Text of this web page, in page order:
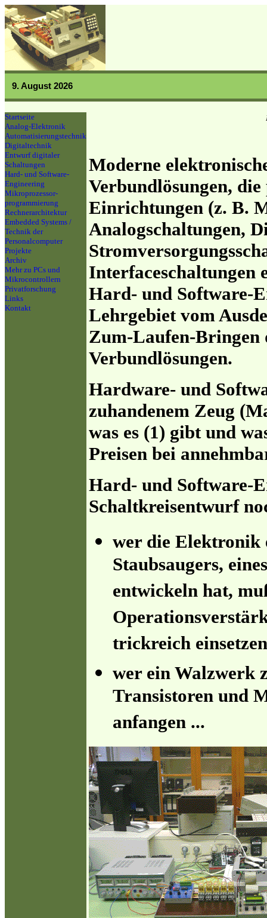
9. August 2026
Startseite
Analog-Elektronik
Automatisierungstechnik
Digitaltechnik
Entwurf digitaler
Schaltungen
Hard- und Software-
Engineering
Mikroprozessor-
programmierung
Rechnerarchitektur
Embedded Systems /
Technik der
Personalcomputer
Projekte
Archiv
Mehr zu PCs und
Mikrocontrollern
Privatforschung
Links
Kontakt
Moderne
Verbundlösungen,
Einrichtungen (z. B.
Analogschaltungen,
Interfaceschaltungen
Hard- und Software-
Lehrgebiet vom
Zum-Laufen-Bringen
Verbundlösungen.
Hardware- und
zuhandenem Zeug
was es (1) gibt und
Preisen bei
Hard- und Software-
Schaltkreisentwurf
wer die Elektronik
Staubsaugers,
entwickeln hat,
trickreich
wer ein Walzwerk
Transistoren und
anfangen ...